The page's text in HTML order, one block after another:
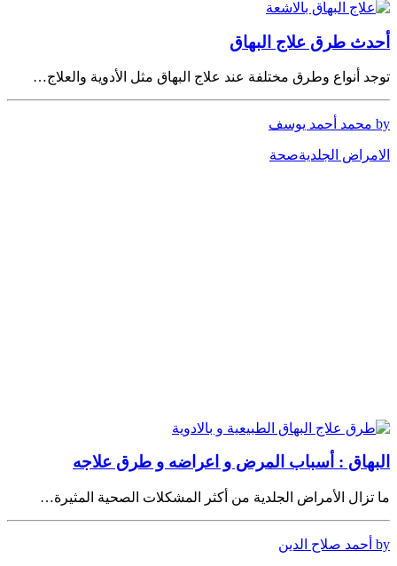
أحدث طرق علاج البهاق
توجد أنواع وطرق مختلفة عند علاج البهاق مثل الأدوية والعلاج…
by محمد أحمد يوسف
الامراض الجلديةصحة
البهاق : أسباب المرض و اعراضه و طرق علاجه
ما تزال الأمراض الجلدية من أكثر المشكلات الصحية المثيرة…
by أحمد صلاح الدين